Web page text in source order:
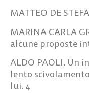
MATTEO DE
MARINA CARLA
alcune proposte
ALDO PAOLI. Un
lento
lui. 4